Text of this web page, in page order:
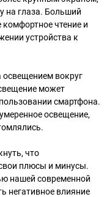
на глаза. Больший
чтение и
устройства к
освещением вокруг
может
смартфона.
освещение,
что
плюсы и минусы.
нашей современной
негативное влияние